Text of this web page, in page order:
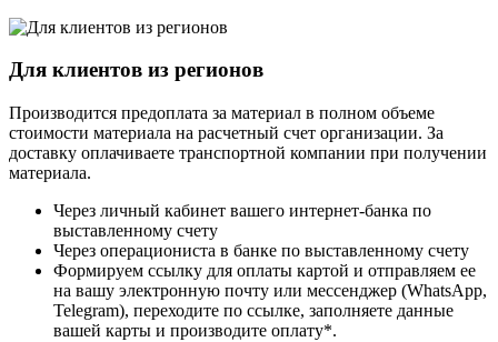
Для клиентов из регионов
Производится предоплата за материал в полном объеме
стоимости материала на расчетный счет организации. За
доставку оплачиваете транспортной компании при получении
материала.
Через личный кабинет вашего интернет-банка по
выставленному счету
Через операциониста в банке по выставленному счету
Формируем ссылку для оплаты картой и отправляем ее
на вашу электронную почту или мессенджер (WhatsApp,
Telegram), переходите по ссылке, заполняете данные
вашей карты и производите оплату*.